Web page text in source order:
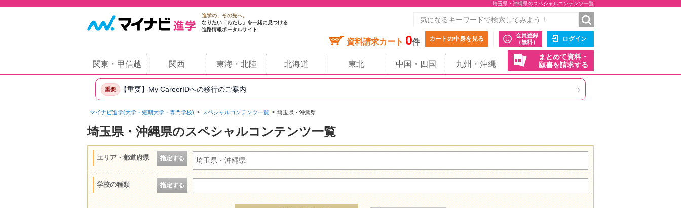
埼玉県・沖縄県のスペシャルコンテンツ一覧
進学の、その先へ。
なりたい「わたし」を一緒に見つける
進路情報ポータルサイト
資料請求カート 0件 カートの中身を見る
会員登録
（無料）
ログイン
まとめて資料・
願書を請求する
関東・甲信越 関西 東海・北陸 北海道 東北 中国・四国 九州・沖縄
重要 【重要】My CareerIDへの移行のご案内 ›
マイナビ進学(大学・短期大学・専門学校) スペシャルコンテンツ一覧 埼玉県・沖縄県
埼玉県・沖縄県のスペシャルコンテンツ一覧
エリア・都道府県 指定する 埼玉県・沖縄県
学校の種類 指定する